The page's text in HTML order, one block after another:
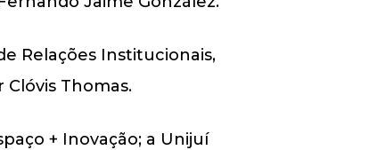
Relações Institucionais,
Thomas.
+ Inovação; a Unijuí